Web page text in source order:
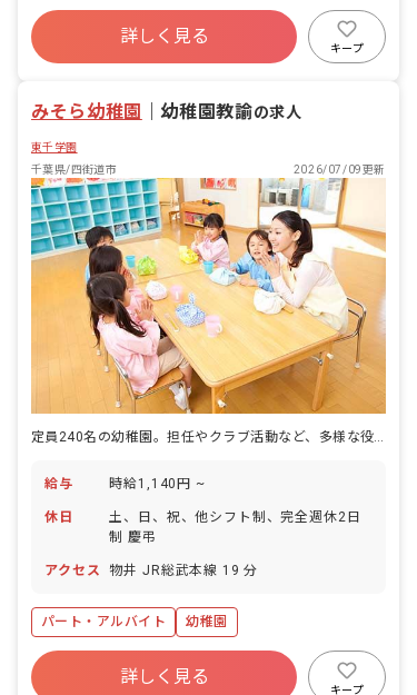
年間休日120日以上
社会保険完備
有給
残業少なめ
詳しく見る
キープ
みそら幼稚園 ｜幼稚園教諭の求人
東千学園
千葉県/四街道市
2026/07/09更新
定員240名の幼稚園。担任やクラブ活動など、多様な役割から関わり方を選べます。
給与 時給1,140円 ~
休日
土、日、祝、他シフト制、完全週休2日
制 慶弔
アクセス 物井 JR総武本線 19 分
パート・アルバイト 幼稚園
詳しく見る
キープ